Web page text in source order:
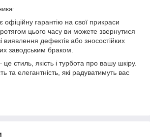
гарантію на свої прикраси
цього часу ви можете звернутися
виявлення дефектів або зносостійких
заводським браком.
стиль, якість і турбота про вашу шкіру.
та елегантність, які радуватимуть вас